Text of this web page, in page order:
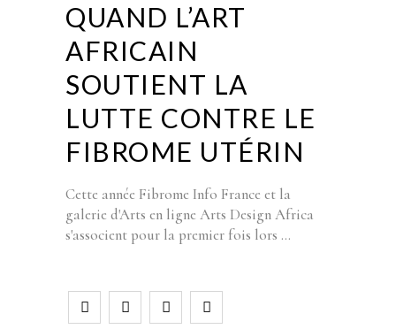
QUAND L’ART
AFRICAIN
SOUTIENT LA
LUTTE CONTRE LE
FIBROME UTÉRIN
Cette année Fibrome Info France et la
galerie d'Arts en ligne Arts Design Africa
s'associent pour la premier fois lors